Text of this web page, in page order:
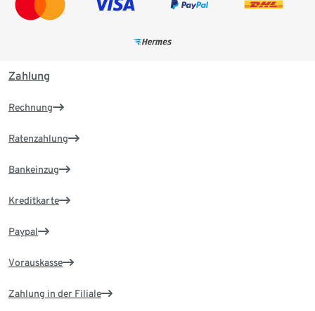
Zahlung
Rechnung
Ratenzahlung
Bankeinzug
Kreditkarte
Paypal
Vorauskasse
Zahlung in der Filiale